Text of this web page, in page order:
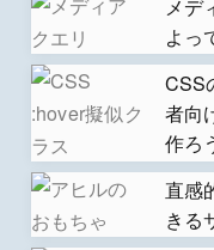
メデ
よっ
CSS
者向
作ろ
直感
きる